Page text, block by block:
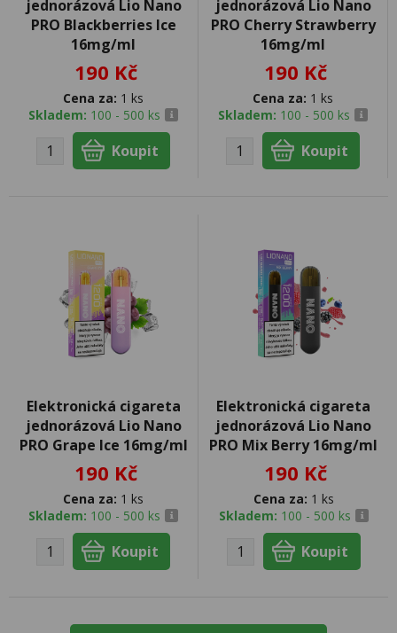
jednorázová Lio Nano
PRO Blackberries Ice
16mg/ml
190 Kč
Cena za: 1 ks
Skladem: 100 - 500 ks
jednorázová Lio Nano
PRO Cherry Strawberry
16mg/ml
190 Kč
Cena za: 1 ks
Skladem: 100 - 500 ks
Elektronická cigareta
jednorázová Lio Nano
PRO Grape Ice 16mg/ml
190 Kč
Cena za: 1 ks
Skladem: 100 - 500 ks
Elektronická cigareta
jednorázová Lio Nano
PRO Mix Berry 16mg/ml
190 Kč
Cena za: 1 ks
Skladem: 100 - 500 ks